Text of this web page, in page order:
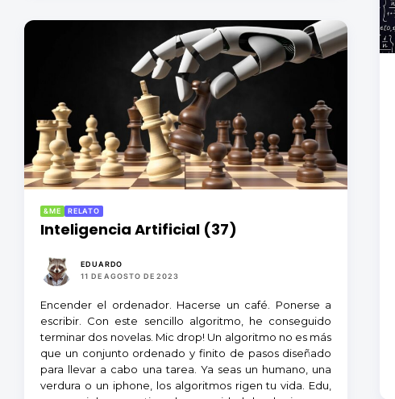
&ME RELATO
Inteligencia Artificial (37)
EDUARDO
11 DE AGOSTO DE 2023
Encender el ordenador. Hacerse un café. Ponerse a
escribir. Con este sencillo algoritmo, he conseguido
terminar dos novelas. Mic drop! Un algoritmo no es más
que un conjunto ordenado y finito de pasos diseñado
para llevar a cabo una tarea. Ya seas un humano, una
verdura o un iphone, los algoritmos rigen tu vida. Edu,